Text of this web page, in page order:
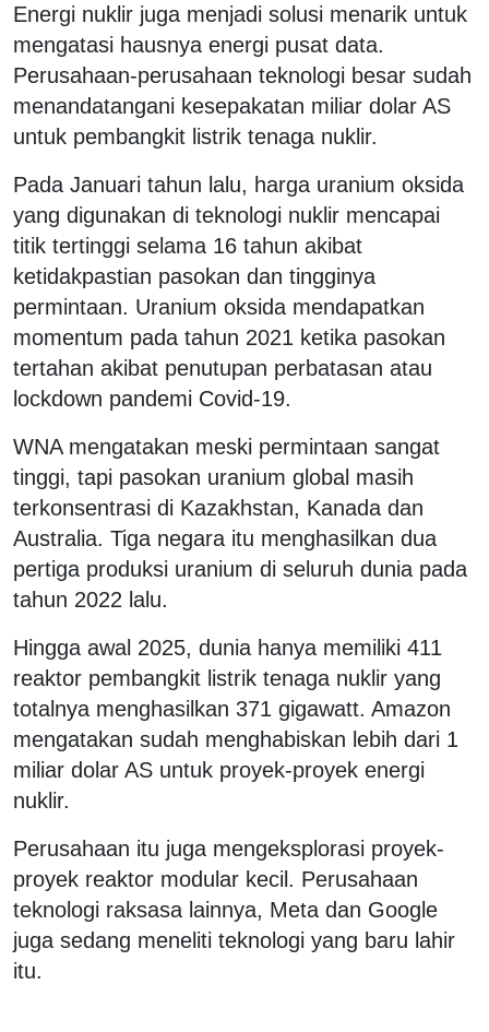
Energi nuklir juga menjadi solusi menarik untuk
mengatasi hausnya energi pusat data.
Perusahaan-perusahaan teknologi besar sudah
menandatangani kesepakatan miliar dolar AS
untuk pembangkit listrik tenaga nuklir.
Pada Januari tahun lalu, harga uranium oksida
yang digunakan di teknologi nuklir mencapai
titik tertinggi selama 16 tahun akibat
ketidakpastian pasokan dan tingginya
permintaan. Uranium oksida mendapatkan
momentum pada tahun 2021 ketika pasokan
tertahan akibat penutupan perbatasan atau
lockdown pandemi Covid-19.
WNA mengatakan meski permintaan sangat
tinggi, tapi pasokan uranium global masih
terkonsentrasi di Kazakhstan, Kanada dan
Australia. Tiga negara itu menghasilkan dua
pertiga produksi uranium di seluruh dunia pada
tahun 2022 lalu.
Hingga awal 2025, dunia hanya memiliki 411
reaktor pembangkit listrik tenaga nuklir yang
totalnya menghasilkan 371 gigawatt. Amazon
mengatakan sudah menghabiskan lebih dari 1
miliar dolar AS untuk proyek-proyek energi
nuklir.
Perusahaan itu juga mengeksplorasi proyek-
proyek reaktor modular kecil. Perusahaan
teknologi raksasa lainnya, Meta dan Google
juga sedang meneliti teknologi yang baru lahir
itu.